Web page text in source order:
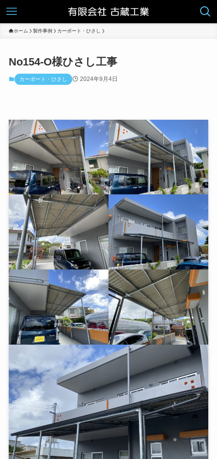
ホーム 製作事例 カーポート・ひさし
No154-O様ひさし工事
カーポート・ひさし 2024年9月4日